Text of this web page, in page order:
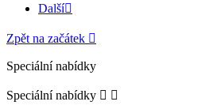
Další
Zpět na začátek 
Speciální nabídky
Speciální nabídky  